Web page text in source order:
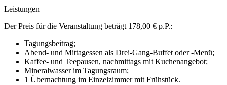
Leistungen
Der Preis für die Veranstaltung beträgt 178,00 € p.P.:
Tagungsbeitrag;
Abend- und Mittagessen als Drei-Gang-Buffet oder -Menü;
Kaffee- und Teepausen, nachmittags mit Kuchenangebot;
Mineralwasser im Tagungsraum;
1 Übernachtung im Einzelzimmer mit Frühstück.